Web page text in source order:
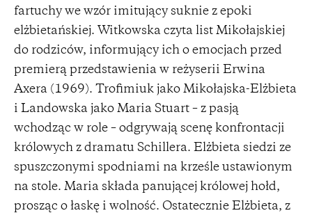
fartuchy we wzór imitujący suknie z epoki
elżbietańskiej. Witkowska czyta list Mikołajskiej
do rodziców, informujący ich o emocjach przed
premierą przedstawienia w reżyserii Erwina
Axera (1969). Trofimiuk jako Mikołajska-Elżbieta
i Landowska jako Maria Stuart – z pasją
wchodząc w role – odgrywają scenę konfrontacji
królowych z dramatu Schillera. Elżbieta siedzi ze
spuszczonymi spodniami na krześle ustawionym
na stole. Maria składa panującej królowej hołd,
prosząc o łaskę i wolność. Ostatecznie Elżbieta, z